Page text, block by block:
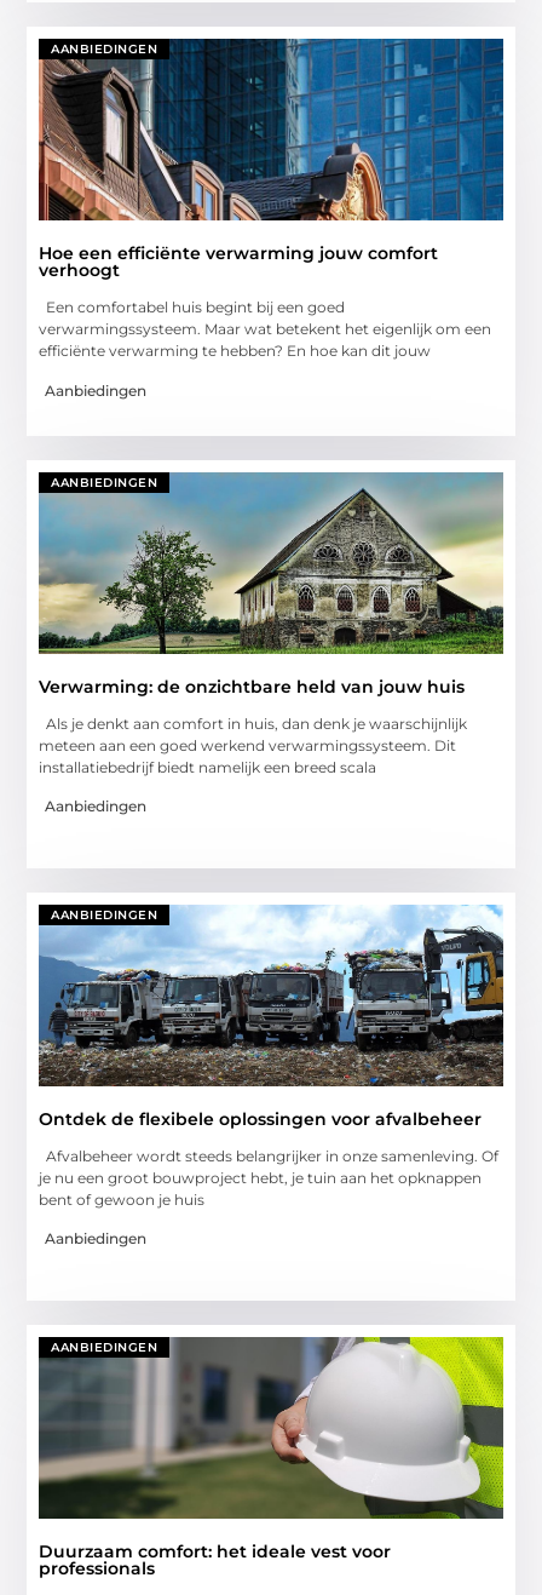
AANBIEDINGEN
Hoe een efficiënte verwarming jouw comfort
verhoogt
Een comfortabel huis begint bij een goed
verwarmingssysteem. Maar wat betekent het eigenlijk om een
efficiënte verwarming te hebben? En hoe kan dit jouw
Aanbiedingen
AANBIEDINGEN
Verwarming: de onzichtbare held van jouw huis
Als je denkt aan comfort in huis, dan denk je waarschijnlijk
meteen aan een goed werkend verwarmingssysteem. Dit
installatiebedrijf biedt namelijk een breed scala
Aanbiedingen
AANBIEDINGEN
Ontdek de flexibele oplossingen voor afvalbeheer
Afvalbeheer wordt steeds belangrijker in onze samenleving. Of
je nu een groot bouwproject hebt, je tuin aan het opknappen
bent of gewoon je huis
Aanbiedingen
AANBIEDINGEN
Duurzaam comfort: het ideale vest voor
professionals